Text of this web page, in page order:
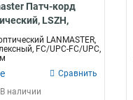
Патч-корд
LSZH,
FC/UPC-
SM OS2 LAN-FC-
FC/SU-15
LANMASTER,
FC/UPC-FC/UPC,
Сравнить
В наличии